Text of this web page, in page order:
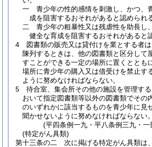
一
青少年の性的感情を刺激し、かつ、
成を阻害するおそれがあると認められ
二
青少年の粗暴性又は残虐性を助長し
健全な育成を阻害するおそれがあると
4
図書類の販売又は貸付けを業とする者
陳列するときは、他の図書類と区分して
すことができる一定の場所に置くととも
場所に青少年の購入又は借受けを禁止す
ように努めなければならない。
5
待合室、集会所その他の施設を管理す
おいて指定図書類等以外の図書類でその
のいずれかに該当するものを青少年に見
聞かせないように努めなければならない。
(平四条例一九・平八条例三九・一
(特定がん具類)
第十三条の二
次に掲げる特定がん具類は、